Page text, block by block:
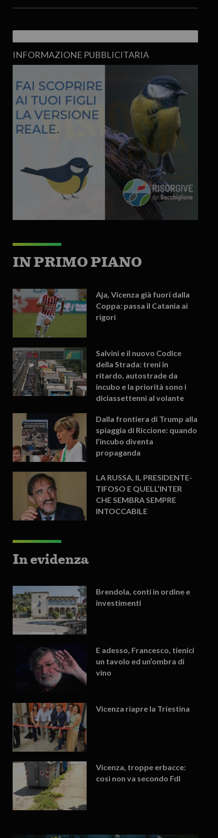
INFORMAZIONE PUBBLICITARIA
IN PRIMO PIANO
Aja, Vicenza già fuori dalla
Coppa: passa il Catania ai
rigori
Salvini e il nuovo Codice
della Strada: treni in
ritardo, autostrade da
incubo e la priorità sono i
diciassettenni al volante
Dalla frontiera di Trump alla
spiaggia di Riccione: quando
l’incubo diventa
propaganda
LA RUSSA, IL PRESIDENTE-
TIFOSO E QUELL’INTER
CHE SEMBRA SEMPRE
INTOCCABILE
In evidenza
Brendola, conti in ordine e
investimenti
E adesso, Francesco, tienici
un tavolo ed un’ombra di
vino
Vicenza riapre la Triestina
Vicenza, troppe erbacce:
così non va secondo FdI